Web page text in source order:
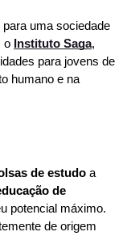
uma sociedade
o Instituto Saga,
para jovens de
humano e na
de estudo a
de
potencial máximo.
de origem